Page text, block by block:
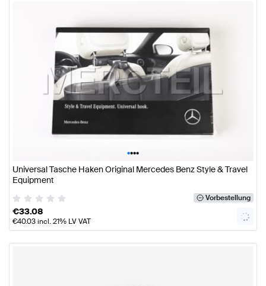
••••
Universal Tasche Haken Original Mercedes Benz Style & Travel
Equipment
Vorbestellung
€33.08
€40.03incl. 21% LV VAT